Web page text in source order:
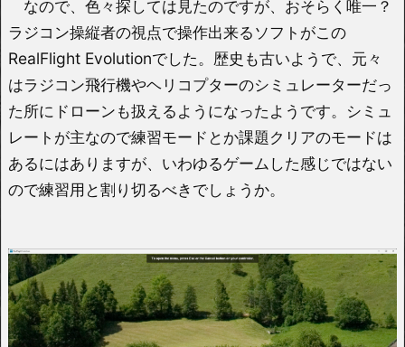
なので、色々探しては見たのですが、おそらく唯一？
ラジコン操縦者の視点で操作出来るソフトがこの
RealFlight Evolutionでした。歴史も古いようで、元々
はラジコン飛行機やヘリコプターのシミュレーターだっ
た所にドローンも扱えるようになったようです。シミュ
レートが主なので練習モードとか課題クリアのモードは
あるにはありますが、いわゆるゲームした感じではない
ので練習用と割り切るべきでしょうか。